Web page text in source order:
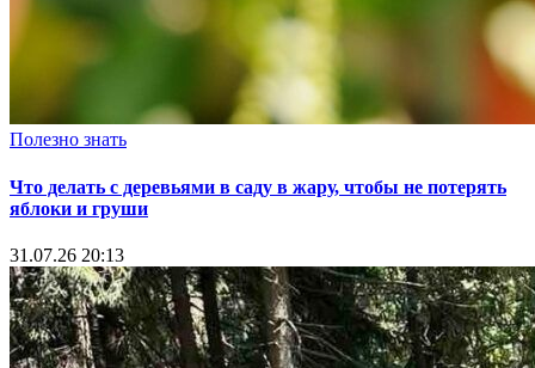
Полезно знать
Что делать с деревьями в саду в жару, чтобы не потерять
яблоки и груши
31.07.26 20:13